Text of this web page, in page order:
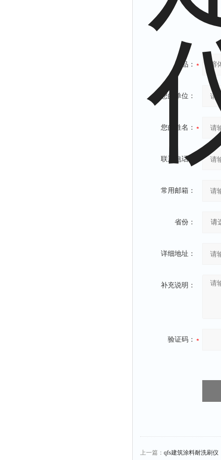
产品：
您的单位：
您的姓名：
联系电话：
常用邮箱：
省份：
详细地址：
补充说明：
验证码：
上一篇： qfs建筑涂料耐洗刷仪